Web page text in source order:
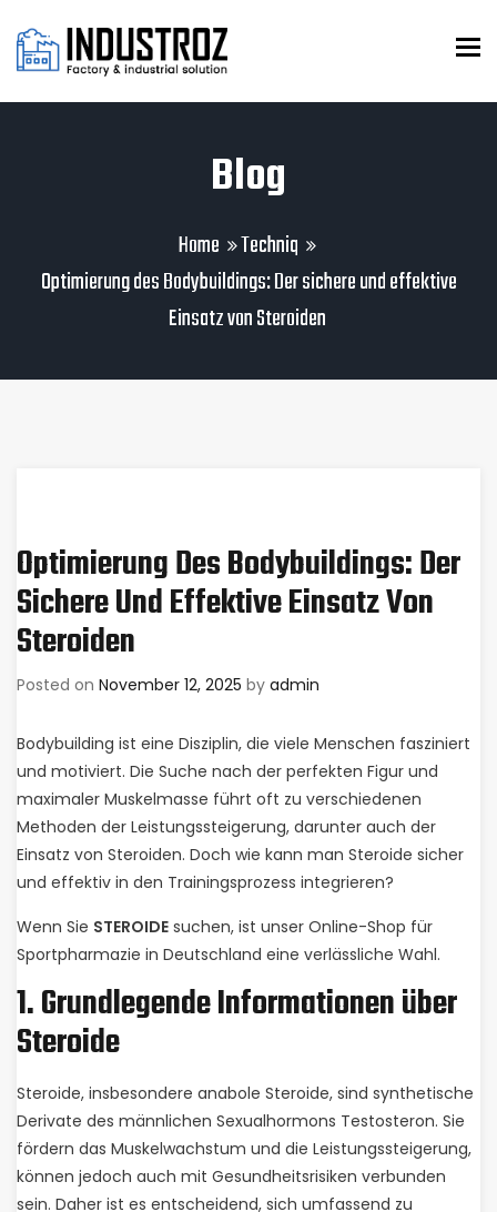
Blog
Home
Techniq
Optimierung des Bodybuildings: Der sichere und effektive
Einsatz von Steroiden
Optimierung Des Bodybuildings: Der
Sichere Und Effektive Einsatz Von
Steroiden
Posted on November 12, 2025 by admin
Bodybuilding ist eine Disziplin, die viele Menschen fasziniert
und motiviert. Die Suche nach der perfekten Figur und
maximaler Muskelmasse führt oft zu verschiedenen
Methoden der Leistungssteigerung, darunter auch der
Einsatz von Steroiden. Doch wie kann man Steroide sicher
und effektiv in den Trainingsprozess integrieren?
Wenn Sie STEROIDE suchen, ist unser Online-Shop für
Sportpharmazie in Deutschland eine verlässliche Wahl.
1. Grundlegende Informationen über
Steroide
Steroide, insbesondere anabole Steroide, sind synthetische
Derivate des männlichen Sexualhormons Testosteron. Sie
fördern das Muskelwachstum und die Leistungssteigerung,
können jedoch auch mit Gesundheitsrisiken verbunden
sein. Daher ist es entscheidend, sich umfassend zu